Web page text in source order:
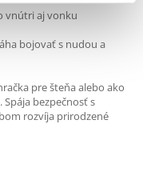
vnútri aj vonku
bojovať s nudou a
pre šteňa alebo ako
bezpečnosť s
rozvíja prirodzené